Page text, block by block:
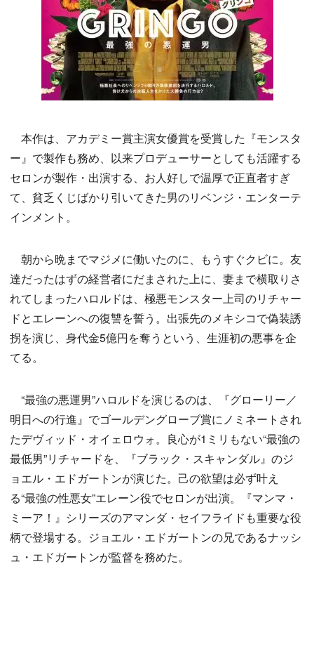
本作は、アカデミー賞主演女優賞を受賞した『モンスタ
ー』で製作も務め、以来プロデューサーとしても活躍する
セロンが製作・出演する、お人好しで温厚で正直者すぎ
て、貧乏くじばかり引いてきた男のリベンジ・エンターテ
インメント。
朝から晩までマジメに働いたのに、もうすぐクビに。友
達だったはずの経営者にだまされた上に、妻まで横取りさ
れてしまったハロルドは、極悪モンスター上司のリチャー
ドとエレーンへの復讐を誓う。出張先のメキシコで偽装誘
拐を演じ、身代金5億円を奪うという、生涯初の悪事を企
てる。
“最強の悪運男”ハロルドを演じるのは、『グローリー／
明日への行進』でゴールデングローブ賞にノミネートされ
たデヴィッド・オイェロウォ。良心が1ミリもない“最強の
最低男”リチャードを、『ブラック・スキャンダル』のジ
ョエル・エドガートンが演じた。己の欲望は必ず叶え
る“最強の性悪女”エレーン役でセロンが出演。『マンマ・
ミーア！』シリーズのアマンダ・セイフライドも重要な役
柄で登場する。ジョエル・エドガートンの兄であるナッシ
ュ・エドガートンが監督を務めた。